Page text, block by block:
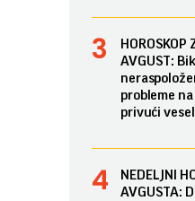
HOROSKOP
AVGUST:
probleme na
privući
NEDELJNI
AVGUSTA: